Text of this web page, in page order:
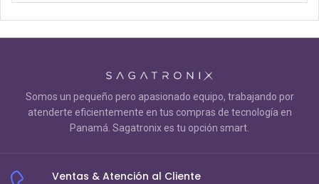
Somos un pequeño pero apasionado equipo, trabajando por
atenderte eficientemente en tus compras de tecnología en
Panamá. Sagatronix es tu opción smart.
Ventas & Atención al Cliente